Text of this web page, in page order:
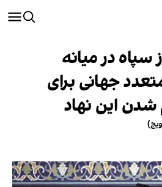
سپاه در میانه
جهانی برای
شدن این نهاد